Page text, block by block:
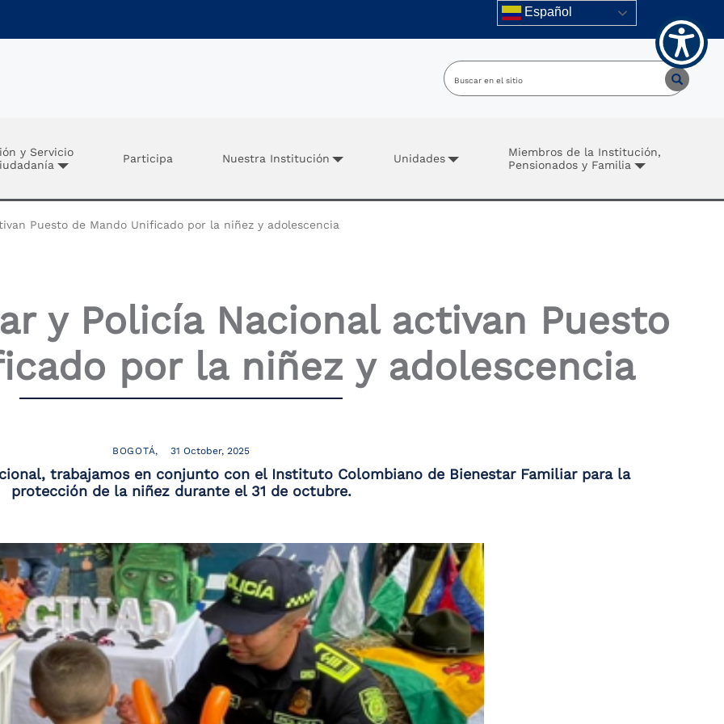
Español
y Servicio
Participa Nuestra Institución Unidades
Miembros de la Institución,
Pensionados y Familia
Puesto de Mando Unificado por la niñez y adolescencia
y Policía Nacional activan Puesto
por la niñez y adolescencia
BOGOTÁ 31 October, 2025
trabajamos en conjunto con el Instituto Colombiano de Bienestar Familiar para la
protección de la niñez durante el 31 de octubre.